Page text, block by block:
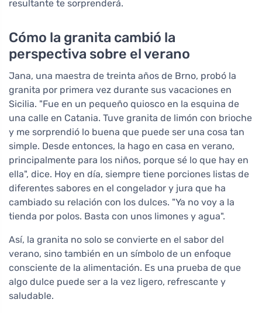
resultante te sorprenderá.
Cómo la granita cambió la
perspectiva sobre el verano
Jana, una maestra de treinta años de Brno, probó la
granita por primera vez durante sus vacaciones en
Sicilia. "Fue en un pequeño quiosco en la esquina de
una calle en Catania. Tuve granita de limón con brioche
y me sorprendió lo buena que puede ser una cosa tan
simple. Desde entonces, la hago en casa en verano,
principalmente para los niños, porque sé lo que hay en
ella", dice. Hoy en día, siempre tiene porciones listas de
diferentes sabores en el congelador y jura que ha
cambiado su relación con los dulces. "Ya no voy a la
tienda por polos. Basta con unos limones y agua".
Así, la granita no solo se convierte en el sabor del
verano, sino también en un símbolo de un enfoque
consciente de la alimentación. Es una prueba de que
algo dulce puede ser a la vez ligero, refrescante y
saludable.